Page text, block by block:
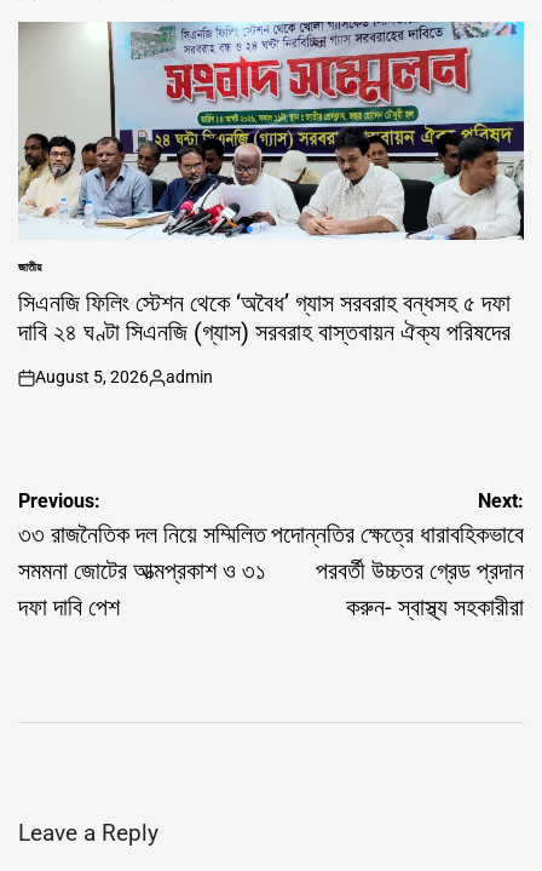
by
POSTED
IN
জাতীয়
সিএনজি ফিলিং স্টেশন থেকে ‘অবৈধ’ গ্যাস সরবরাহ বন্ধসহ ৫ দফা
দাবি ২৪ ঘণ্টা সিএনজি (গ্যাস) সরবরাহ বাস্তবায়ন ঐক্য পরিষদের
on
August 5, 2026
Posted
admin
Post
navigation
Previous:
৩৩ রাজনৈতিক দল নিয়ে সম্মিলিত
সমমনা জোটের আত্মপ্রকাশ ও ৩১
দফা দাবি পেশ
Next:
পদোন্নতির ক্ষেত্রে ধারাবহিকভাবে
পরবর্তী উচ্চতর গ্রেড প্রদান
করুন- স্বাস্থ্য সহকারীরা
Leave a Reply